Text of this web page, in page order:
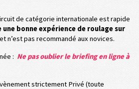
de catégorie internationale est rapide
une bonne expérience de roulage sur
n’est pas recommandé aux novices.
: Ne pas oublier le briefing en ligne à
strictement Privé (toute